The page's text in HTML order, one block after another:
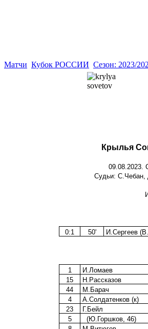
Матчи Кубок РОССИИ Сезон: 2023/
Крылья
09.08.2023.
Судьи: С.Чебан,
0:1 50' И.Сергеев
1
И.Ломаев
15
Н.Рассказов
44
М.Барач
4
А.Солдатенков (к)
23
Г.Бейл
5
(Ю.Горшков, 46)